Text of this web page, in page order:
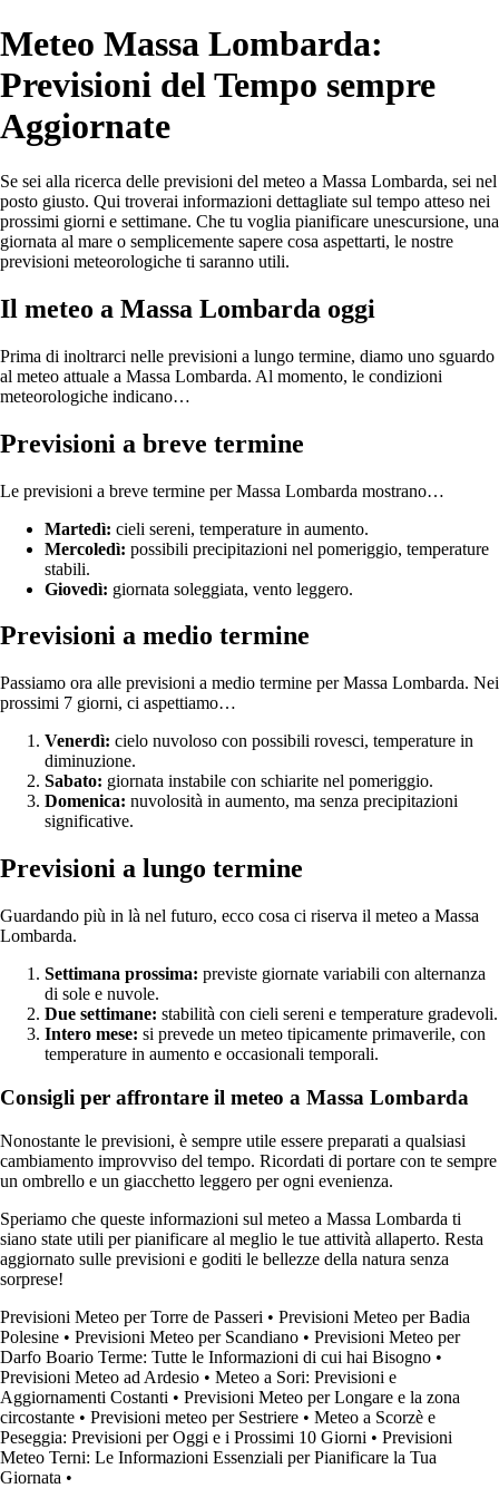
Meteo Massa Lombarda:
Previsioni del Tempo sempre
Aggiornate
Se sei alla ricerca delle previsioni del meteo a Massa Lombarda, sei nel
posto giusto. Qui troverai informazioni dettagliate sul tempo atteso nei
prossimi giorni e settimane. Che tu voglia pianificare unescursione, una
giornata al mare o semplicemente sapere cosa aspettarti, le nostre
previsioni meteorologiche ti saranno utili.
Il meteo a Massa Lombarda oggi
Prima di inoltrarci nelle previsioni a lungo termine, diamo uno sguardo
al meteo attuale a Massa Lombarda. Al momento, le condizioni
meteorologiche indicano…
Previsioni a breve termine
Le previsioni a breve termine per Massa Lombarda mostrano…
Martedì: cieli sereni, temperature in aumento.
Mercoledì: possibili precipitazioni nel pomeriggio, temperature
stabili.
Giovedì: giornata soleggiata, vento leggero.
Previsioni a medio termine
Passiamo ora alle previsioni a medio termine per Massa Lombarda. Nei
prossimi 7 giorni, ci aspettiamo…
Venerdì: cielo nuvoloso con possibili rovesci, temperature in
diminuzione.
Sabato: giornata instabile con schiarite nel pomeriggio.
Domenica: nuvolosità in aumento, ma senza precipitazioni
significative.
Previsioni a lungo termine
Guardando più in là nel futuro, ecco cosa ci riserva il meteo a Massa
Lombarda.
Settimana prossima: previste giornate variabili con alternanza
di sole e nuvole.
Due settimane: stabilità con cieli sereni e temperature gradevoli.
Intero mese: si prevede un meteo tipicamente primaverile, con
temperature in aumento e occasionali temporali.
Consigli per affrontare il meteo a Massa Lombarda
Nonostante le previsioni, è sempre utile essere preparati a qualsiasi
cambiamento improvviso del tempo. Ricordati di portare con te sempre
un ombrello e un giacchetto leggero per ogni evenienza.
Speriamo che queste informazioni sul meteo a Massa Lombarda ti
siano state utili per pianificare al meglio le tue attività allaperto. Resta
aggiornato sulle previsioni e goditi le bellezze della natura senza
sorprese!
Previsioni Meteo per Torre de Passeri • Previsioni Meteo per Badia
Polesine • Previsioni Meteo per Scandiano • Previsioni Meteo per
Darfo Boario Terme: Tutte le Informazioni di cui hai Bisogno •
Previsioni Meteo ad Ardesio • Meteo a Sori: Previsioni e
Aggiornamenti Costanti • Previsioni Meteo per Longare e la zona
circostante • Previsioni meteo per Sestriere • Meteo a Scorzè e
Peseggia: Previsioni per Oggi e i Prossimi 10 Giorni • Previsioni
Meteo Terni: Le Informazioni Essenziali per Pianificare la Tua
Giornata •